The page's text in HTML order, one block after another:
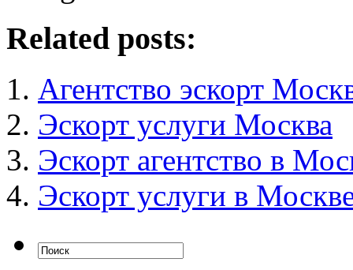
Related posts:
Агентство эскорт
Эскорт услуги Москва
Эскорт агентство в
Эскорт услуги в